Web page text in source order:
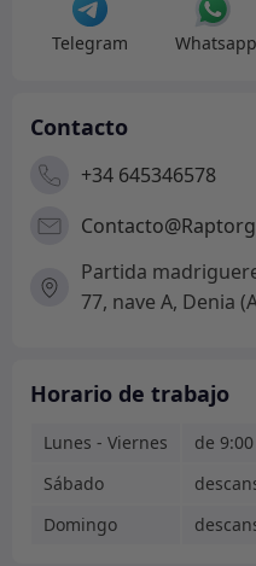
Telegram Whatsapp
Contacto
+34 645346578
Partida
77, nave A, Denia
Horario de trabajo
Lunes - Viernes
de
Sábado
Domingo